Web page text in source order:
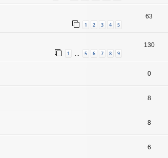
1 2 3 4 5
63
1 … 5 6 7 8 9
130
0
8
8
6